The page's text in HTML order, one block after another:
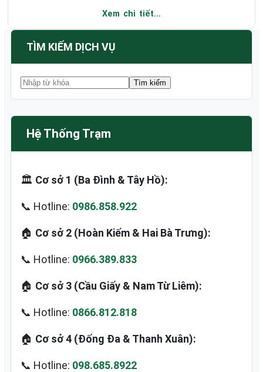
Xem chi tiết...
TÌM KIẾM DỊCH VỤ
Hệ Thống Trạm
🏛️ Cơ sở 1 (Ba Đình & Tây Hồ):
📞 Hotline: 0986.858.922
🏠 Cơ sở 2 (Hoàn Kiếm & Hai Bà Trưng):
📞 Hotline: 0966.389.833
🏠 Cơ sở 3 (Cầu Giấy & Nam Từ Liêm):
📞 Hotline: 0866.812.818
🏠 Cơ sở 4 (Đống Đa & Thanh Xuân):
📞 Hotline: 098.685.8922